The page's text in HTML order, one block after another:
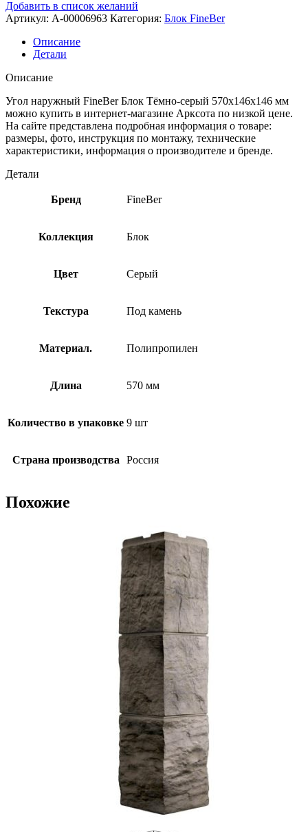
Добавить в список желаний
Артикул: A-00006963 Категория: Блок FineBer
Описание
Детали
Описание
Угол наружный FineBer Блок Тёмно-серый 570х146х146 мм
можно купить в интернет-магазине Арксота по низкой цене.
На сайте представлена подробная информация о товаре:
размеры, фото, инструкция по монтажу, технические
характеристики, информация о производителе и бренде.
Детали
Бренд FineBer
Коллекция Блок
Цвет Серый
Текстура Под камень
Материал. Полипропилен
Длина 570 мм
Количество в упаковке 9 шт
Страна производства Россия
Похожие